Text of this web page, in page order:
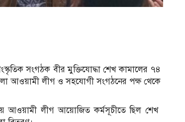
সংগঠক বীর মুক্তিযোদ্ধা শেখ কামালের ৭৪
আওয়ামী লীগ ও সহযোগী সংগঠনের পক্ষ থেকে
আওয়ামী লীগ আয়োজিত কর্মসূচীতে ছিল শেখ